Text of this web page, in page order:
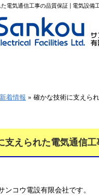
電気通信工事の品質保証 | 電気設
新着情報 » 確かな技術に支えら
支えられた電気通信
ンコウ電設有限会社です。